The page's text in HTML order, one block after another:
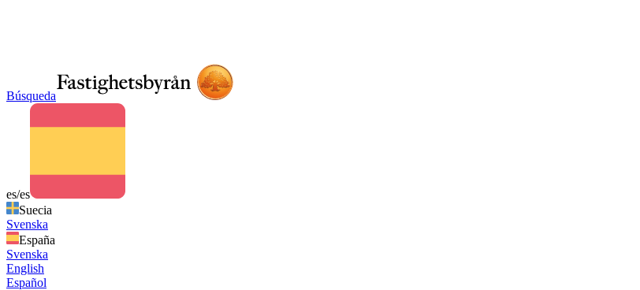
Búsqueda
es/es
Suecia
Svenska
España
Svenska
English
Español